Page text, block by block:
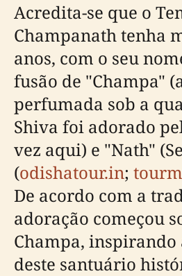
Acredita-se que o
Champanath tenha
anos, com o seu
fusão de "Champa"
perfumada sob a
Shiva foi adorado
vez aqui) e "Nath"
(odishatour.in;
De acordo com a
adoração começou
Champa, inspirando
deste santuário